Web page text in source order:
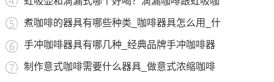
煮咖啡的器具有哪些种类_咖啡器具怎么用_什
手冲咖啡器具有哪几种_经典品牌手冲咖啡器
制作意式咖啡需要什么器具_做意式浓缩咖啡